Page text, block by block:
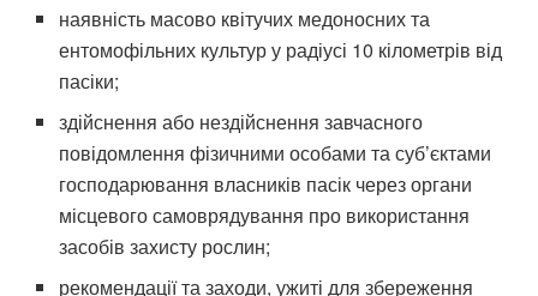
наявність масово квітучих медоносних та
ентомофільних культур у радіусі 10 кілометрів від
пасіки;
здійснення або нездійснення завчасного
повідомлення фізичними особами та суб’єктами
господарювання власників пасік через органи
місцевого самоврядування про використання
засобів захисту рослин;
рекомендації та заходи, ужиті для збереження